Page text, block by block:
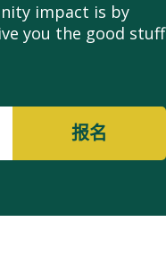
impact is by
you the good stuff